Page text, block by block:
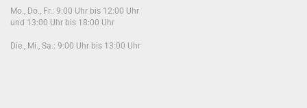
Mo., Do., Fr.: 9:00 Uhr bis 12:00 Uhr
und 13:00 Uhr bis 18:00 Uhr
Die., Mi., Sa.: 9:00 Uhr bis 13:00 Uhr